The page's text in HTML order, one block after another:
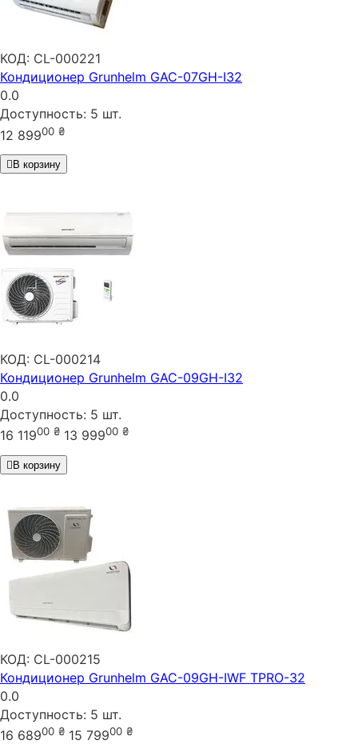
КОД: CL-000221
Кондиционер Grunhelm GAC-07GH-I32
0.0
Доступность: 5 шт.
12 89900 ₴
В корзину
КОД: CL-000214
Кондиционер Grunhelm GAC-09GH-I32
0.0
Доступность: 5 шт.
16 11900 ₴ 13 99900 ₴
В корзину
КОД: CL-000215
Кондиционер Grunhelm GAC-09GH-IWF TPRO-32
0.0
Доступность: 5 шт.
16 68900 ₴ 15 79900 ₴